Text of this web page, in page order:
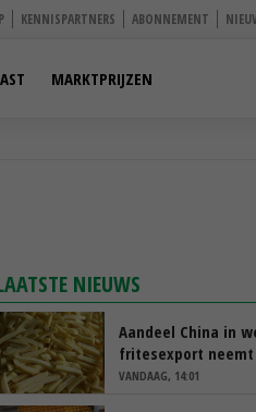
KENNISPARTNERS ABONNEMENT
MARKTPRIJZEN
NIEUWS
Aandeel China in
fritesexport
VANDAAG, 14:01